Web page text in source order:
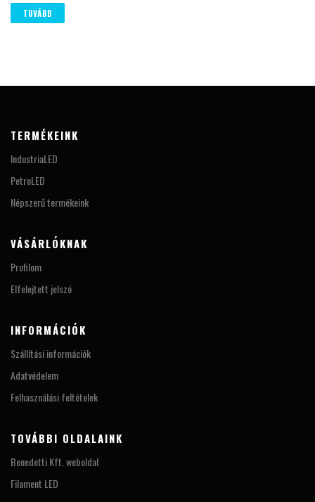
5.00
TOVÁBB
TERMÉKEINK
IndustriaLED
PetroLED
Népszerű termékeink
VÁSÁRLÓKNAK
Profilom
Elfelejtett jelszó
INFORMÁCIÓK
Szállítási információk
Adatvédelem
Felhasználási feltételek
TOVÁBBI OLDALAINK
Benedetti Kft. weboldal
Filament LED